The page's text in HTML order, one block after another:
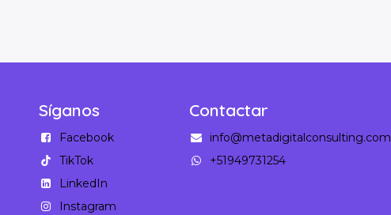
Síganos
Facebook
TikTok
LinkedIn
Instagram
Contactar
info@metadigitalconsulting.com
+51949731254